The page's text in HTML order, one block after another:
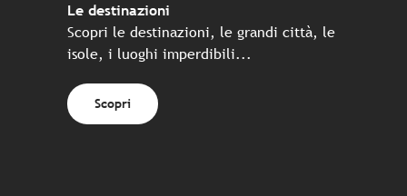
Le destinazioni
Scopri le destinazioni, le grandi città, le
isole, i luoghi imperdibili...
Scopri